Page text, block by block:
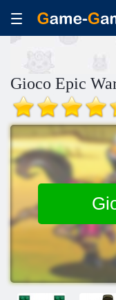
Gioco Epic